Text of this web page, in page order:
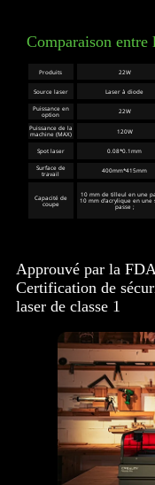
Comparaison entre
Produits
Source laser
Puissance en
option
Puissance de la
machine (MAX)
Spot laser
Surface de
travail
Capacité de
coupe
22W
Laser à diode
22W
120W
0.08*0.1mm
400mm*415mm
10 mm de tilleul en une
10 mm d'acrylique en une
passe ;
Approuvé par la FDA
Certification de
laser de classe 1